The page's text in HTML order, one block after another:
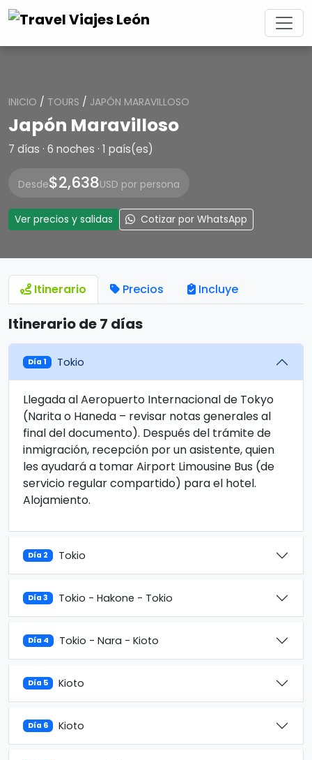
INICIO / TOURS / JAPÓN MARAVILLOSO
Japón Maravilloso
7 días · 6 noches · 1 país(es)
Desde$2,638USD por persona
Ver precios y salidas Cotizar por WhatsApp
Itinerario Precios Incluye
Itinerario de 7 días
Día 1 Tokio
Llegada al Aeropuerto Internacional de Tokyo
(Narita o Haneda – revisar notas generales al
final del documento). Después del trámite de
inmigración, recepción por un asistente, quien
les ayudará a tomar Airport Limousine Bus (de
servicio regular compartido) para el hotel.
Alojamiento.
Día 2 Tokio
Día 3 Tokio - Hakone - Tokio
Día 4 Tokio - Nara - Kioto
Día 5 Kioto
Día 6 Kioto